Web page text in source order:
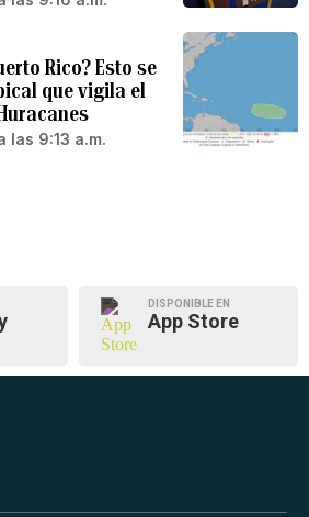
Rico? Esto se
que vigila el
las 9:13 a.m.
DISPONIBLE EN
App Store